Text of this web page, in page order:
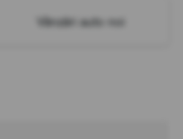
Vânzări auto noi